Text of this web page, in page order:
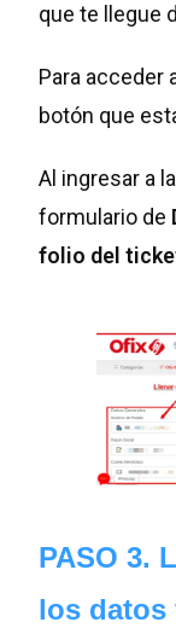
que te llegue
Para acceder
botón que
Al ingresar a
formulario de
folio del
PASO 3.
los datos